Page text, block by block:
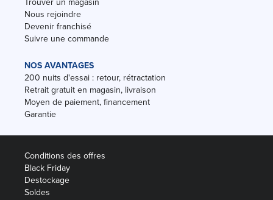
Nous rejoindre
Devenir franchisé
Suivre une commande
NOS AVANTAGES
200 nuits d'essai : retour, rétractation
Retrait gratuit en magasin, livraison
Moyen de paiement, financement
Garantie
Conditions des offres
Black Friday
Destockage
Soldes